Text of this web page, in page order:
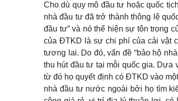
Cho dù quy mô đầu tư hoặc quốc
nhà đầu tư đã trở thành thông lệ
đầu tư” và nó thể hiện sự tôn trọng
của ĐTKD là sự chi phí của cải vật
tương lai. Do đó, vấn đề “bảo hộ
thu hút đầu tư tại mỗi quốc gia. Dựa
từ đó họ quyết định có ĐTKD vào
nhà đầu tư nước ngoài bởi họ tìm